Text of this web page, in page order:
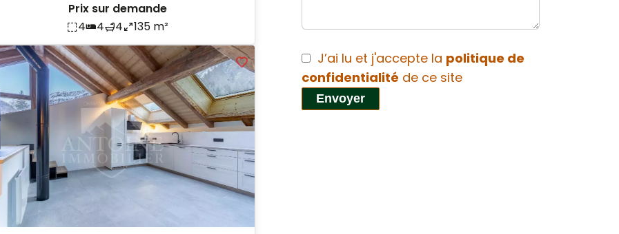
Prix sur demande
4
4 4 135 m²
J’ai lu et j'accepte la politique de
confidentialité de ce site
Envoyer